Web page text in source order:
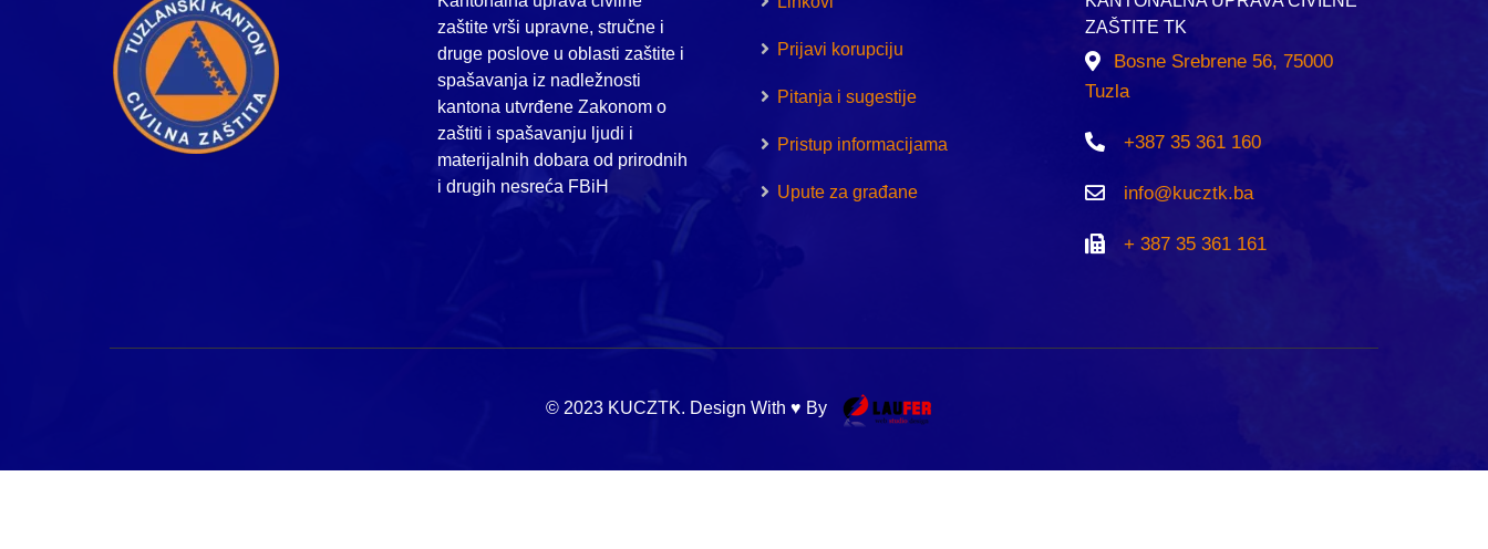
zaštite vrši upravne, stručne i
druge poslove u oblasti zaštite i
spašavanja iz nadležnosti
kantona utvrđene Zakonom o
zaštiti i spašavanju ljudi i
materijalnih dobara od prirodnih
i drugih nesreća FBiH
Prijavi korupciju
Pitanja i sugestije
Pristup informacijama
Upute za građane
ZAŠTITE TK
Bosne Srebrene 56, 75000
Tuzla
+387 35 361 160
info@kucztk.ba
+ 387 35 361 161
© 2023 KUCZTK. Design With ♥ By